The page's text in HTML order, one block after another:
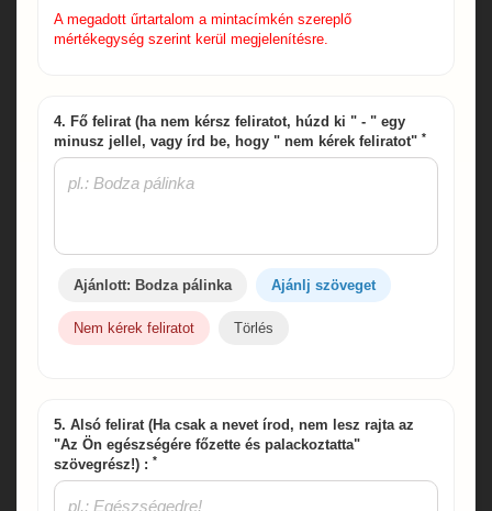
A megadott űrtartalom a mintacímkén szereplő
mértékegység szerint kerül megjelenítésre.
4. Fő felirat (ha nem kérsz feliratot, húzd ki " - " egy
minusz jellel, vagy írd be, hogy " nem kérek feliratot" *
Ajánlott: Bodza pálinka Ajánlj szöveget
Nem kérek feliratot Törlés
5. Alsó felirat (Ha csak a nevet írod, nem lesz rajta az
"Az Ön egészségére főzette és palackoztatta"
szövegrész!) : *